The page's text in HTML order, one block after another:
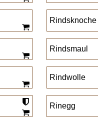
Rindsknoche
Rindsmaul
Rindwolle
Rinegg